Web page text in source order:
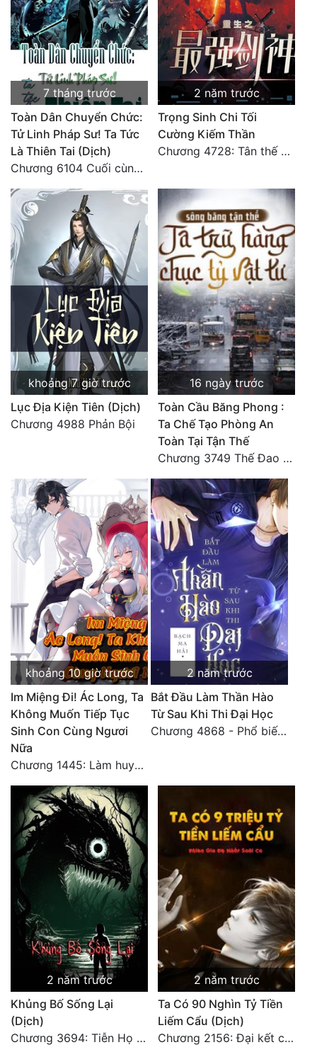
Tu Chân
Tu Tiên
Tội Phạm
Vô Địch
Võ Hiệp
Võng Du
Xuyên Không
Xuyên Nhanh
Xuyên Sách
Xuyên Thư
Điền Văn
Đô Thị
Đông Phương
Đông Phương Huyền Huyễn
Đồng Nhân
Ngự Thú
Truyện Nam
Truyện Nữ
Vô Địch Lưu
Xây Dựng Thế Lực
Đam Mỹ
Đẹp
Đẹp Hiệp
Tính Cách Nhân Vật :
Cơ Trí
Sát Phạt Quyết Đoán
Vô Sỉ
Điềm Đạm
7 tháng trước
Toàn Dân Chuyển Chức:
Tử Linh Pháp Sư! Ta Tức
Là Thiên Tai (Dịch)
Chương 6104 Cuối cùng (HẾT)
2 năm trước
Trọng Sinh Chi Tối
Cường Kiếm Thần
Chương 4728: Tân thế giới (đại kết cục) (10)
khoảng 7 giờ trước
Lục Địa Kiện Tiên (Dịch)
Chương 4988 Phản Bội
16 ngày trước
Toàn Cầu Băng Phong :
Ta Chế Tạo Phòng An
Toàn Tại Tận Thế
Chương 3749 Thế Đao xuất kích
khoảng 10 giờ trước
Im Miệng Đi! Ác Long, Ta
Không Muốn Tiếp Tục
Sinh Con Cùng Ngươi
Nữa
Chương 1445: Làm huynh đệ, ở trong lòng
2 năm trước
Bắt Đầu Làm Thần Hào
Từ Sau Khi Thi Đại Học
Chương 4868 - Phổ biến Hạ Quốc tệ!
2 năm trước
Khủng Bố Sống Lại
(Dịch)
Chương 3694: Tiễn Họ Đoạn Đường Cuối - Hoàn
2 năm trước
Ta Có 90 Nghìn Tỷ Tiền
Liếm Cẩu (Dịch)
Chương 2156: Đại kết cục!!!